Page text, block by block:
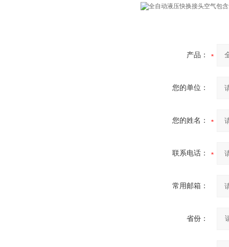
产品：
您的单位：
您的姓名：
联系电话：
常用邮箱：
省份：